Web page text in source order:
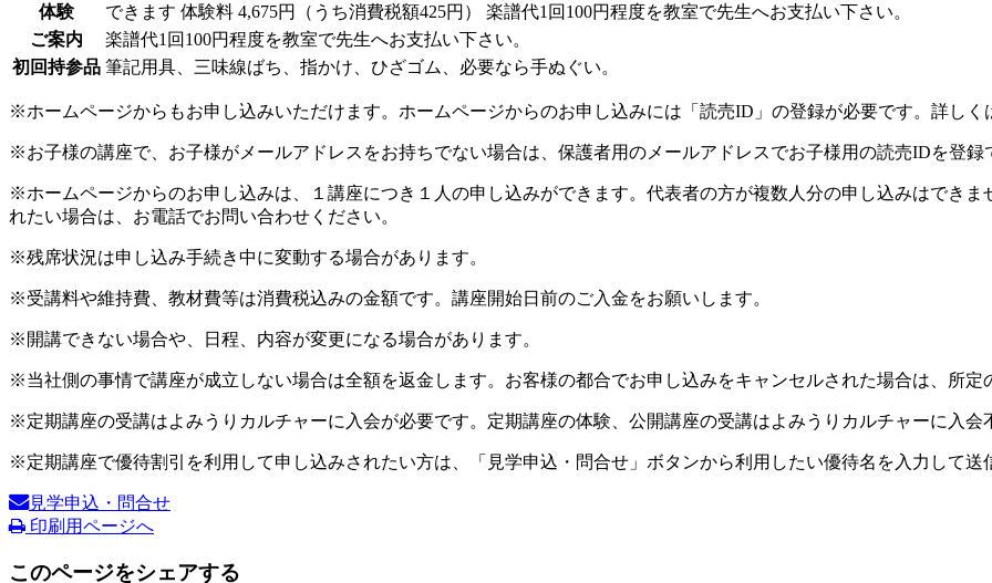
体験
できます 体験料 4,675円（うち消費税額425円） 楽譜代1回100円程度を教室で先生へお支払い下さい。
ご案内
楽譜代1回100円程度を教室で先生へお支払い下さい。
初回持参品 筆記用具、三味線ばち、指かけ、ひざゴム、必要なら手ぬぐい。
※ホームページからもお申し込みいただけます。ホームページからのお申し込みには「読売ID」の登録が必要です。詳しく
※お子様の講座で、お子様がメールアドレスをお持ちでない場合は、保護者用のメールアドレスでお子様用の読売IDを登録
※ホームページからのお申し込みは、１講座につき１人の申し込みができます。代表者の方が複数人分の申し込みはでき
れたい場合は、お電話でお問い合わせください。
※残席状況は申し込み手続き中に変動する場合があります。
※受講料や維持費、教材費等は消費税込みの金額です。講座開始日前のご入金をお願いします。
※開講できない場合や、日程、内容が変更になる場合があります。
※当社側の事情で講座が成立しない場合は全額を返金します。お客様の都合でお申し込みをキャンセルされた場合は、所定
※定期講座の受講はよみうりカルチャーに入会が必要です。定期講座の体験、公開講座の受講はよみうりカルチャーに入会
※定期講座で優待割引を利用して申し込みされたい方は、「見学申込・問合せ」ボタンから利用したい優待名を入力して送
見学申込・問合せ
印刷用ページへ
このページをシェアする